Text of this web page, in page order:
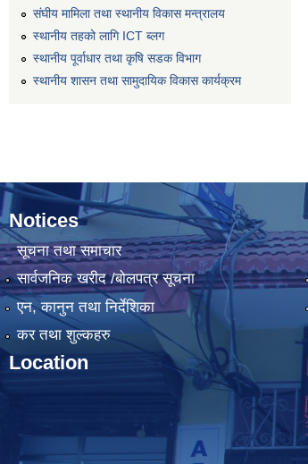
संघीय मामिला तथा स्थानीय विकास मन्त्रालय
स्थानीय तहको लागि ICT ब्लग
स्थानीय पूर्वाधार तथा कृषि सडक विभाग
स्थानीय शासन तथा सामुदायिक विकास कार्यक्रम
Notices
सूचना तथा समाचार
सार्वजनिक खरीद /बोलपत्र सूचना
एन, कानुन तथा निर्देशिका
कर तथा शुल्कहरु
Location